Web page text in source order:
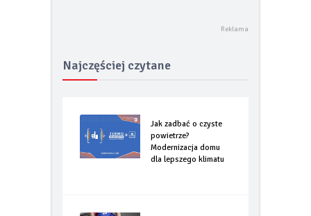
Najczęściej czytane
Jak zadbać o czyste
powietrze?
Modernizacja domu
dla lepszego klimatu